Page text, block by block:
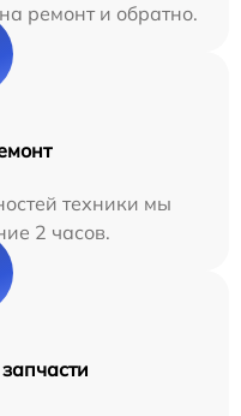
ремонт и обратно.
техники мы
2 часов.